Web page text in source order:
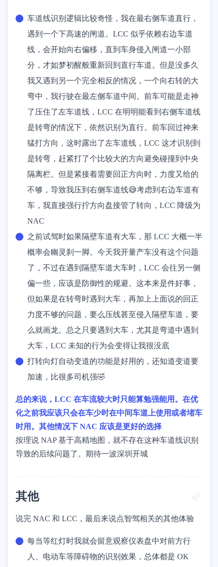
车道线识别逻辑比较奇怪，我在最右侧车道直行，
遇到一个下高速的闸道。LCC 似乎依赖右边车道
线，会开始向右偏移，直到车身侵入闸道一小部
分，才如梦初醒般重新回到直行车道。但是没多久
我又遇到另一个完全相反的情况，一个向右转的大
弯中，我行驶在最左侧车道中间。前车可能是走神
了压住了左车道线，LCC 在明明能看到右侧车道线
是转弯的情况下，依然识别为直行。前车回过神来
猛打方向，这时露出了左车道线，LCC 这才识别到
是转弯，赶紧打了个比较大的方向避免碰撞到中央
隔离栏。但是紧接着需要回正方向时，力度又给的
不够，导致我压到右侧车道线😅考虑到右边车道有
车，我直接强行拧方向盘接管了转向，LCC 降级为
NAC
之前试驾时如果隔壁车道有大车，那 LCC 大概一半
概率会幽灵刹一脚。今天我开量产车没有这个问题
了，不过在遇到隔壁车道大车时，LCC 会往另一侧
偏一些，应该是防御性的规避。这本来是件好事，
但如果是在转弯时遇到大车，再加上上面说的回正
力度不够的问题，要么压线甚至侵入隔壁车道，要
么就画龙。总之只要遇到大车，尤其是弯道中遇到
大车，LCC 未知的行为会变得让我很没底
打转向灯自动变道的功能是好用的，还知道变道要
加速，比很多司机强🤣
总的来说，LCC 在车流较大时只能算勉强能用。在优
化之前我应该只会在车少时在中间车道上使用或者堵车
时用。其他情况下 NAC 应该是更好的选择
按理说 NAP 基于高精地图，就不存在这种车道线识别
导致的后续问题了。期待一波深圳开城
其他
说完 NAC 和 LCC，最后来说点智驾相关的其他体验
每当等红灯时我就会留意观察仪表盘中对前方行
人、电动车等障碍物的识别效果，总体都是 OK